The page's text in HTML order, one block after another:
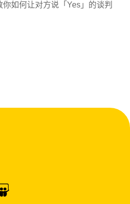
你如何让对方说「Yes」的谈判